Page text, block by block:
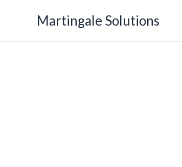
Martingale Solutions